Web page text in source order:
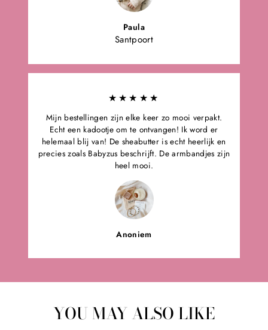
Paula
Santpoort
★★★★★
Mijn bestellingen zijn elke keer zo mooi verpakt.
Echt een kadootje om te ontvangen! Ik word er
helemaal blij van! De sheabutter is echt heerlijk en
precies zoals Babyzus beschrijft. De armbandjes zijn
heel mooi.
Anoniem
YOU MAY ALSO LIKE